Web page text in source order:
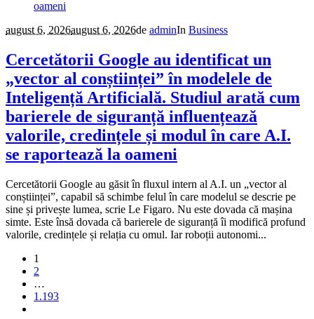
august 6, 2026august 6, 2026de adminIn Business
Cercetătorii Google au identificat un
„vector al conștiinței” în modelele de
Inteligență Artificială. Studiul arată cum
barierele de siguranță influențează
valorile, credințele și modul în care A.I.
se raportează la oameni
Cercetătorii Google au găsit în fluxul intern al A.I. un „vector al
conștiinței”, capabil să schimbe felul în care modelul se descrie pe
sine și privește lumea, scrie Le Figaro. Nu este dovada că mașina
simte. Este însă dovada că barierele de siguranță îi modifică profund
valorile, credințele și relația cu omul. Iar roboții autonomi...
1
2
…
1.193